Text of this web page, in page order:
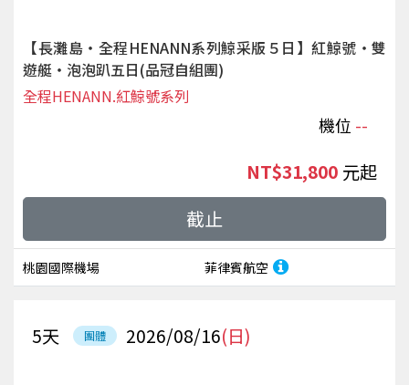
【長灘島‧全程HENANN系列鯨采版５日】紅鯨號‧雙
遊艇‧泡泡趴五日(品冠自組團)
機位 --
全程HENANN.紅鯨號系列
桃園國際機場 菲律賓航空
NT$31,800 起
截止
團體 2026/08/16(日)
5天